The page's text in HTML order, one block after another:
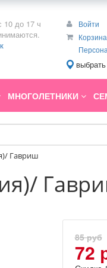
10 до 17 ч
Войти
Корзина
МНОГОЛЕТНИКИ
Гавриш
85 руб
72